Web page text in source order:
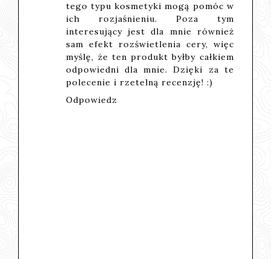
tego typu kosmetyki mogą pomóc w
ich rozjaśnieniu. Poza tym
interesujący jest dla mnie również
sam efekt rozświetlenia cery, więc
myślę, że ten produkt byłby całkiem
odpowiedni dla mnie. Dzięki za te
polecenie i rzetelną recenzję! :)
Odpowiedz